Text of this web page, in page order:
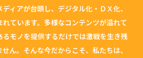
ィアが台頭し、デジタル化・ＤＸ化、
れています。多様なコンテンツが溢れて
るモノを提供するだけでは激戦を生き残
ん。そんな今だからこそ、私たちは、